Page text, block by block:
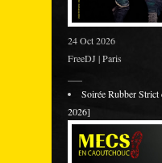
24 Oct 2026
FreeDJ | Paris
Soirée Rubber
2026]